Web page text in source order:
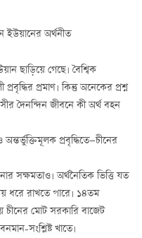
ইউয়ানের অর্থনীত
ছাড়িয়ে গেছে। বৈশ্বিক
প্রমাণ। কিন্তু অনেকের প্রশ্ন
দৈনন্দিন জীবনে কী অর্থ বহন
প্রবৃদ্ধিতে—চীনের
সক্ষমতাও। অর্থনৈতিক ভিত্তি যত
ধরে রাখতে পারে। ১৪তম
মোট সরকারি বাজেট
সংশ্লিষ্ট খাতে।